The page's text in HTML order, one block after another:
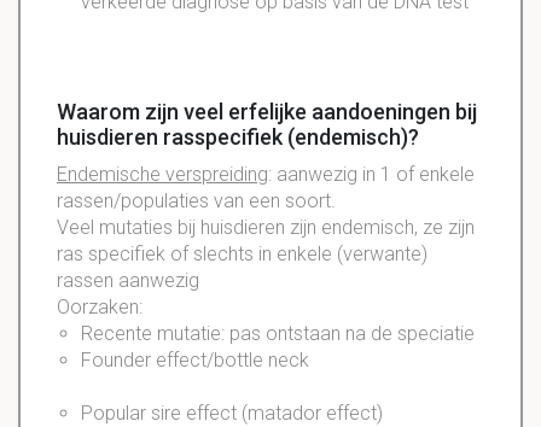
Waarom zijn veel erfelijke aandoeningen bij
huisdieren rasspecifiek (endemisch)?
Endemische verspreiding: aanwezig in 1 of enkele
rassen/populaties van een soort.
Veel mutaties bij huisdieren zijn endemisch, ze zijn
ras specifiek of slechts in enkele (verwante)
rassen aanwezig
Oorzaken:
Recente mutatie: pas ontstaan na de speciatie
Founder effect/bottle neck
Popular sire effect (matador effect)